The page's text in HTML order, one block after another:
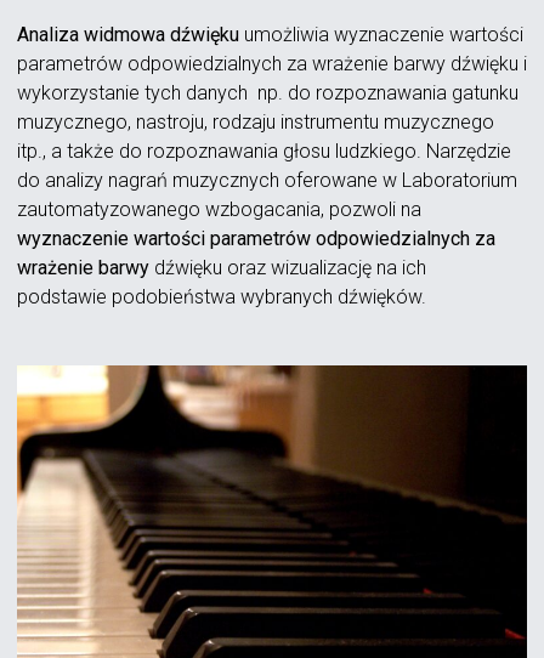
Analiza widmowa dźwięku umożliwia wyznaczenie wartości
parametrów odpowiedzialnych za wrażenie barwy dźwięku i
wykorzystanie tych danych np. do rozpoznawania gatunku
muzycznego, nastroju, rodzaju instrumentu muzycznego
itp., a także do rozpoznawania głosu ludzkiego. Narzędzie
do analizy nagrań muzycznych oferowane w Laboratorium
zautomatyzowanego wzbogacania, pozwoli na
wyznaczenie wartości parametrów odpowiedzialnych za
wrażenie barwy dźwięku oraz wizualizację na ich
podstawie podobieństwa wybranych dźwięków.